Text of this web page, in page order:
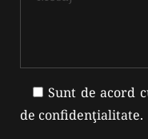
Sunt de acord
de confidenţialitate.